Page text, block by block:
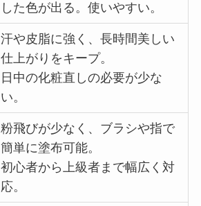
した色が出る。使いやすい。
汗や皮脂に強く、長時間美しい
仕上がりをキープ。
日中の化粧直しの必要が少な
い。
粉飛びが少なく、ブラシや指で
簡単に塗布可能。
初心者から上級者まで幅広く対
応。